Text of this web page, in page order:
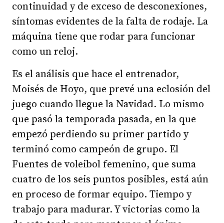
continuidad y de exceso de desconexiones,
síntomas evidentes de la falta de rodaje. La
máquina tiene que rodar para funcionar
como un reloj.
Es el análisis que hace el entrenador,
Moisés de Hoyo, que prevé una eclosión del
juego cuando llegue la Navidad. Lo mismo
que pasó la temporada pasada, en la que
empezó perdiendo su primer partido y
terminó como campeón de grupo. El
Fuentes de voleibol femenino, que suma
cuatro de los seis puntos posibles, está aún
en proceso de formar equipo. Tiempo y
trabajo para madurar. Y victorias como la